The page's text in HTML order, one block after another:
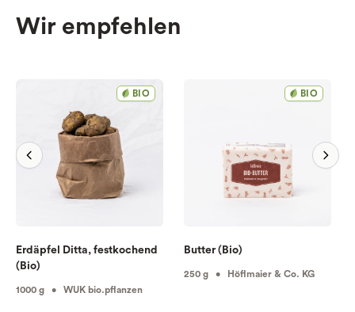
Wir empfehlen
BIO
Erdäpfel Ditta, festkochend
(Bio)
1000 g • WUK bio.pflanzen
BIO
Butter (Bio)
250 g • Höflmaier & Co. KG